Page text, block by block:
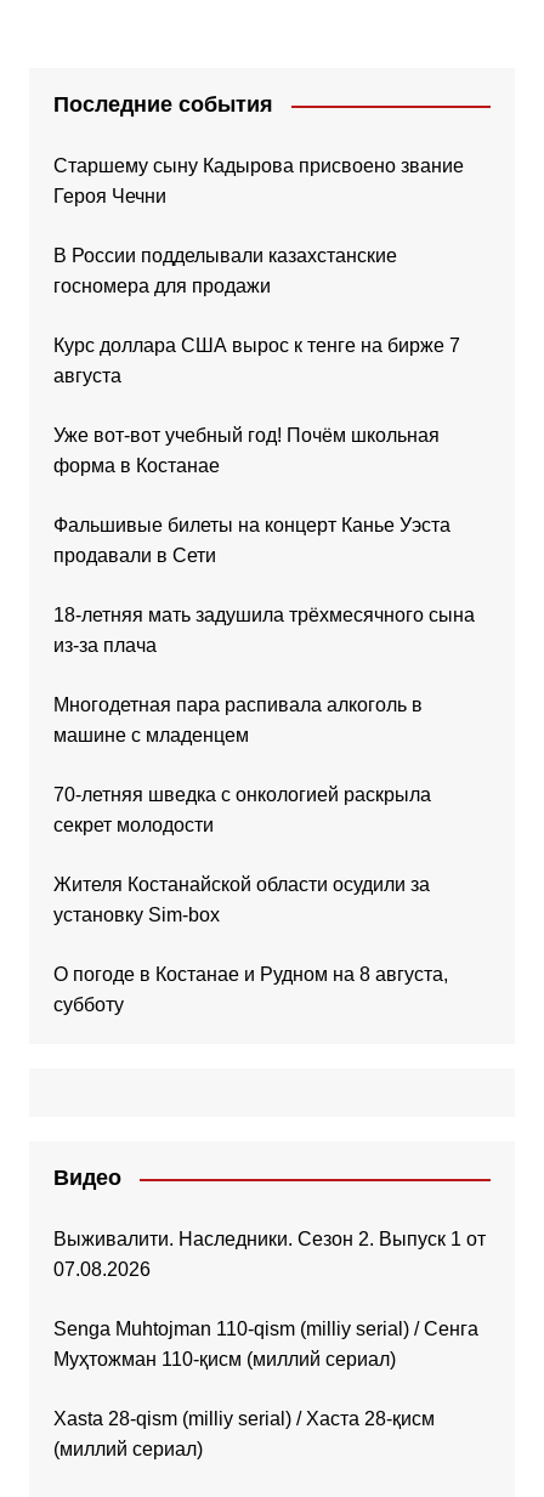
Последние события
Старшему сыну Кадырова присвоено звание
Героя Чечни
В России подделывали казахстанские
госномера для продажи
Курс доллара США вырос к тенге на бирже 7
августа
Уже вот-вот учебный год! Почём школьная
форма в Костанае
Фальшивые билеты на концерт Канье Уэста
продавали в Сети
18-летняя мать задушила трёхмесячного сына
из-за плача
Многодетная пара распивала алкоголь в
машине с младенцем
70-летняя шведка с онкологией раскрыла
секрет молодости
Жителя Костанайской области осудили за
установку Sim-box
О погоде в Костанае и Рудном на 8 августа,
субботу
Видео
Выживалити. Наследники. Сезон 2. Выпуск 1 от
07.08.2026
Senga Muhtojman 110-qism (milliy serial) / Сенга
Муҳтожман 110-қисм (миллий сериал)
Xasta 28-qism (milliy serial) / Хаста 28-қисм
(миллий сериал)